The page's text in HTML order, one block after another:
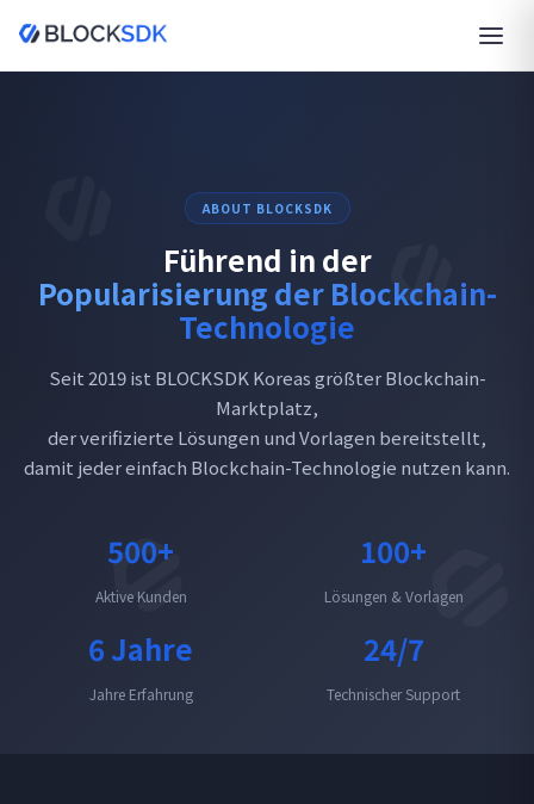
ABOUT BLOCKSDK
Führend in der
Popularisierung der Blockchain-
Technologie
Seit 2019 ist BLOCKSDK Koreas größter Blockchain-
Marktplatz,
der verifizierte Lösungen und Vorlagen bereitstellt,
damit jeder einfach Blockchain-Technologie nutzen kann.
500+
Aktive Kunden
100+
Lösungen & Vorlagen
6 Jahre
Jahre Erfahrung
24/7
Technischer Support